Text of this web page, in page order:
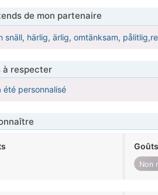
de mon partenaire
snäll, härlig, ärlig, omtänksam,
à respecter
été personnalisé
Non